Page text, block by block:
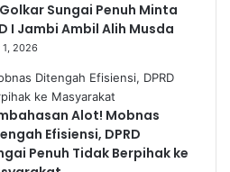
Golkar Sungai Penuh Minta
I Jambi Ambil Alih Musda
1, 2026
Alot! Mobnas
Efisiensi, DPRD
Penuh Tidak Berpihak ke